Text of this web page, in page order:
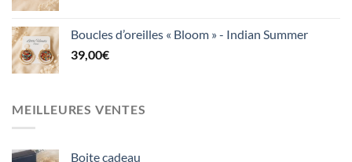
Boucles d’oreilles « Bloom » - Indian Summer
39,00€
MEILLEURES VENTES
Boite cadeau